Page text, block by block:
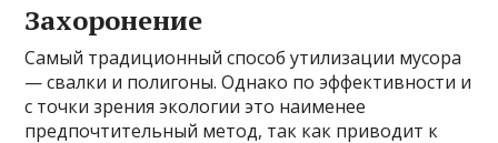
Захоронение
Самый традиционный способ утилизации мусора
— свалки и полигоны. Однако по эффективности и
с точки зрения экологии это наименее
предпочтительный метод, так как приводит к